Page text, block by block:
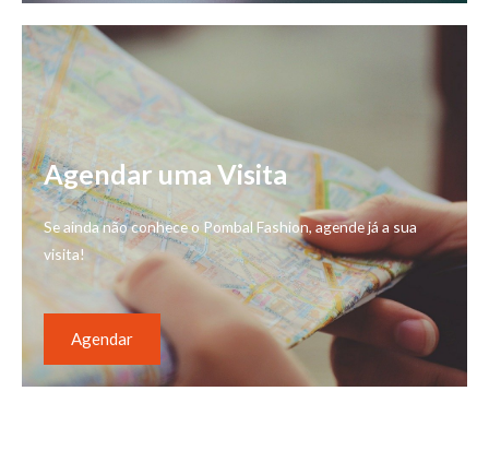
Agendar uma Visita
Se ainda não conhece o Pombal Fashion, agende já a sua
visita!
Agendar